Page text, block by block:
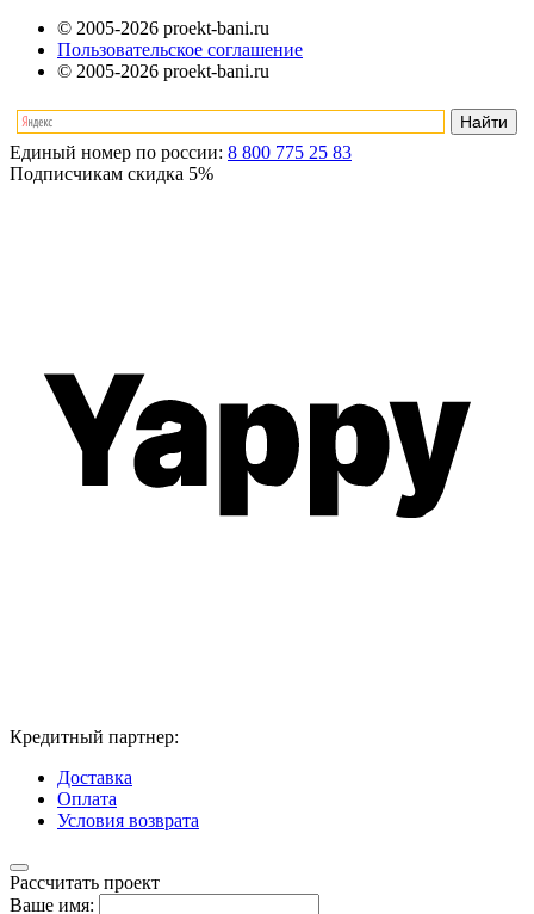
© 2005-2026 proekt-bani.ru
Пользовательское соглашение
© 2005-2026 proekt-bani.ru
Единый номер по россии: 8 800 775 25 83
Подписчикам скидка 5%
Кредитный партнер:
Доставка
Оплата
Условия возврата
Рассчитать проект
Ваше имя: